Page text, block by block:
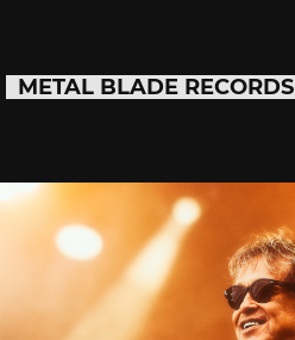
METAL BLADE RECORDS